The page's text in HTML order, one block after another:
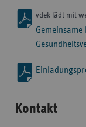
vdek lädt mit
Kontakt